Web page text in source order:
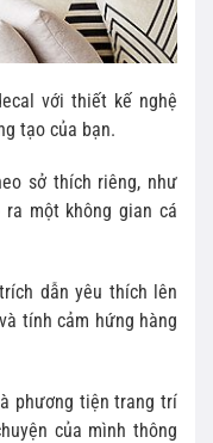
với thiết kế nghệ
tạo của bạn.
sở thích riêng, như
một không gian cá
dẫn yêu thích lên
tính cảm hứng hàng
phương tiện trang trí
của mình thông